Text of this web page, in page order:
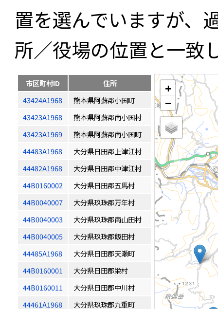
置を選んでいますが、
所／役場の位置と一致
市区町村ID
住所
43424A1968
熊本県阿蘇郡小国町
43423A1968
熊本県阿蘇郡南小国村
43423A1969
熊本県阿蘇郡南小国町
44483A1968
大分県日田郡上津江村
44482A1968
大分県日田郡中津江村
44B0160002
大分県日田郡五馬村
44B0040007
大分県玖珠郡万年村
44B0040003
大分県玖珠郡南山田村
44B0040005
大分県玖珠郡飯田村
44485A1968
大分県日田郡天瀬町
44B0160001
大分県日田郡栄村
44B0160011
大分県日田郡中川村
44461A1968
大分県玖珠郡九重町
+
−